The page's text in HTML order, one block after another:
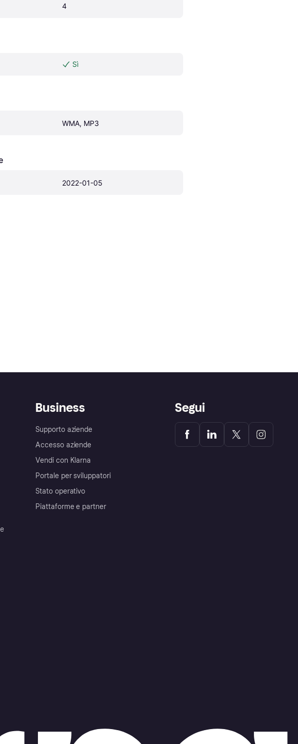
4
Sì
WMA, MP3
2022-01-05
Business
Supporto aziende
Accesso aziende
Vendi con Klarna
Portale per sviluppatori
Stato operativo
Piattaforme e partner
Segui